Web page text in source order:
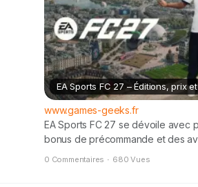
www.games-geeks.fr
EA Sports FC 27 se dévoile avec
bonus de précommande et des
0 Commentaires · 680 Vues